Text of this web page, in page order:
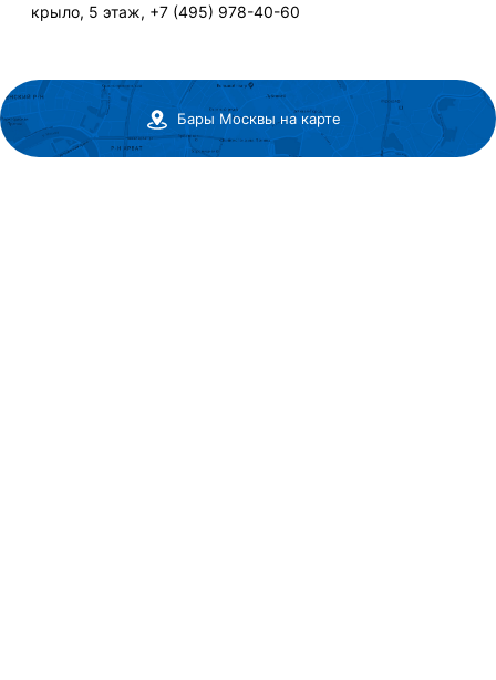
крыло, 5 этаж, +7 (495) 978-40-60
Бары Москвы на карте